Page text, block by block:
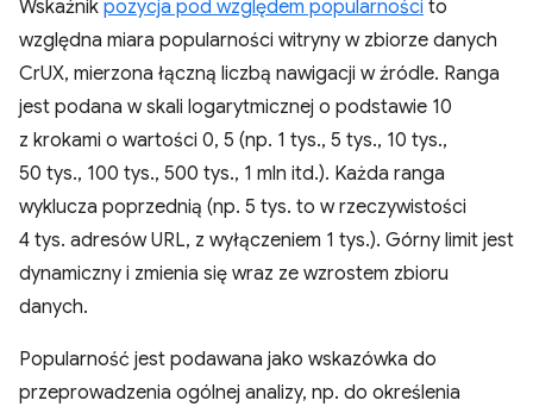
Wskaźnik pozycja pod względem popularności to
względna miara popularności witryny w zbiorze danych
CrUX, mierzona łączną liczbą nawigacji w źródle. Ranga
jest podana w skali logarytmicznej o podstawie 10
z krokami o wartości 0, 5 (np. 1 tys., 5 tys., 10 tys.,
50 tys., 100 tys., 500 tys., 1 mln itd.). Każda ranga
wyklucza poprzednią (np. 5 tys. to w rzeczywistości
4 tys. adresów URL, z wyłączeniem 1 tys.). Górny limit jest
dynamiczny i zmienia się wraz ze wzrostem zbioru
danych.
Popularność jest podawana jako wskazówka do
przeprowadzenia ogólnej analizy, np. do określenia